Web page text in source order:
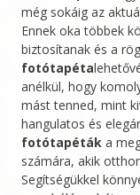
white
background
mennyiség
még sokáig az
Ennek oka többek
biztosítanak és a
fotótapéta
anélkül, hogy
mást tenned, mint
hangulatos és
fotótapéták a
számára, akik
Segítségükkel